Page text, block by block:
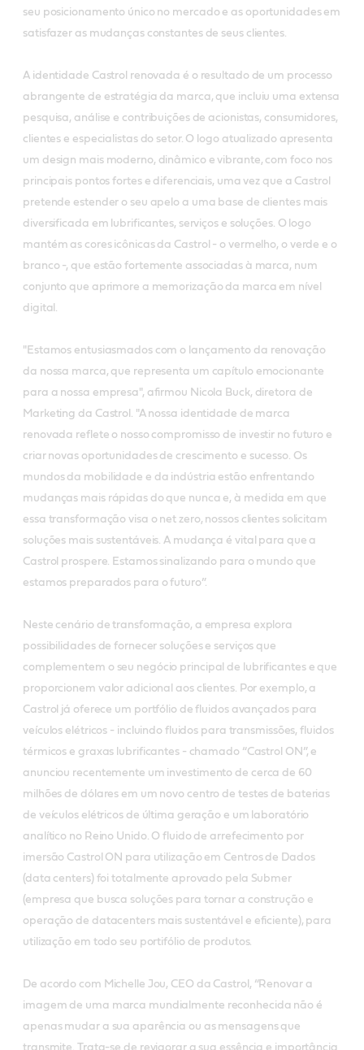
seu posicionamento único no mercado e as oportunidades em
satisfazer as mudanças constantes de seus clientes.
A identidade Castrol renovada é o resultado de um processo
abrangente de estratégia da marca, que incluiu uma extensa
pesquisa, análise e contribuições de acionistas, consumidores,
clientes e especialistas do setor. O logo atualizado apresenta
um design mais moderno, dinâmico e vibrante, com foco nos
principais pontos fortes e diferenciais, uma vez que a Castrol
pretende estender o seu apelo a uma base de clientes mais
diversificada em lubrificantes, serviços e soluções. O logo
mantém as cores icônicas da Castrol - o vermelho, o verde e o
branco -, que estão fortemente associadas à marca, num
conjunto que aprimore a memorização da marca em nível
digital.
"Estamos entusiasmados com o lançamento da renovação
da nossa marca, que representa um capítulo emocionante
para a nossa empresa", afirmou Nicola Buck, diretora de
Marketing da Castrol. "A nossa identidade de marca
renovada reflete o nosso compromisso de investir no futuro e
criar novas oportunidades de crescimento e sucesso. Os
mundos da mobilidade e da indústria estão enfrentando
mudanças mais rápidas do que nunca e, à medida em que
essa transformação visa o net zero, nossos clientes solicitam
soluções mais sustentáveis. A mudança é vital para que a
Castrol prospere. Estamos sinalizando para o mundo que
estamos preparados para o futuro”.
Neste cenário de transformação, a empresa explora
possibilidades de fornecer soluções e serviços que
complementem o seu negócio principal de lubrificantes e que
proporcionem valor adicional aos clientes. Por exemplo, a
Castrol já oferece um portfólio de fluidos avançados para
veículos elétricos - incluindo fluidos para transmissões, fluidos
térmicos e graxas lubrificantes - chamado “Castrol ON”, e
anunciou recentemente um investimento de cerca de 60
milhões de dólares em um novo centro de testes de baterias
de veículos elétricos de última geração e um laboratório
analítico no Reino Unido. O fluido de arrefecimento por
imersão Castrol ON para utilização em Centros de Dados
(data centers) foi totalmente aprovado pela Submer
(empresa que busca soluções para tornar a construção e
operação de datacenters mais sustentável e eficiente), para
utilização em todo seu portifólio de produtos.
De acordo com Michelle Jou, CEO da Castrol, “Renovar a
imagem de uma marca mundialmente reconhecida não é
apenas mudar a sua aparência ou as mensagens que
transmite. Trata-se de revigorar a sua essência e importância